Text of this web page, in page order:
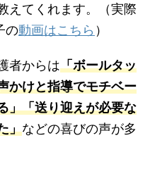
えてくれます。（実際
の動画はこちら ）
者からは「ボールタッ
かけと指導でモチベー
」「送り迎えが必要な
」などの喜びの声が多